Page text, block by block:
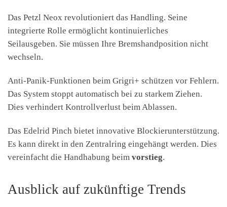
Das Petzl Neox revolutioniert das Handling. Seine
integrierte Rolle ermöglicht kontinuierliches
Seilausgeben. Sie müssen Ihre Bremshandposition nicht
wechseln.
Anti-Panik-Funktionen beim Grigri+ schützen vor Fehlern.
Das System stoppt automatisch bei zu starkem Ziehen.
Dies verhindert Kontrollverlust beim Ablassen.
Das Edelrid Pinch bietet innovative Blockierunterstützung.
Es kann direkt in den Zentralring eingehängt werden. Dies
vereinfacht die Handhabung beim vorstieg.
Ausblick auf zukünftige Trends